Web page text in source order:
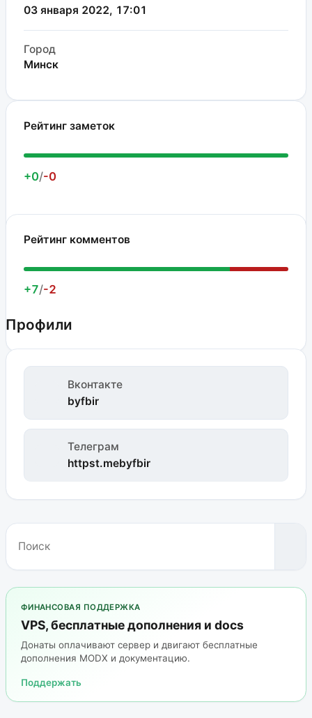
03 января 2022, 17:01
Город
Минск
Рейтинг заметок
+0/-0
Рейтинг комментов
+7/-2
Профили
Вконтакте
byfbir
Телеграм
httpst.mebyfbir
ФИНАНСОВАЯ ПОДДЕРЖКА
VPS, бесплатные дополнения и docs
Донаты оплачивают сервер и двигают бесплатные
дополнения MODX и документацию.
Поддержать